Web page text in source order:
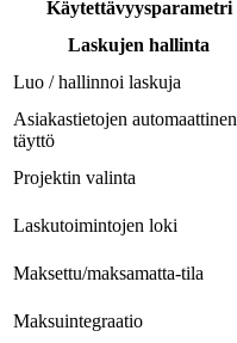
Käytettävyysparametri
Laskujen hallinta
Luo / hallinnoi laskuja
Asiakastietojen automaattinen
täyttö
Projektin valinta
Laskutoimintojen loki
Maksettu/maksamatta-tila
Maksuintegraatio